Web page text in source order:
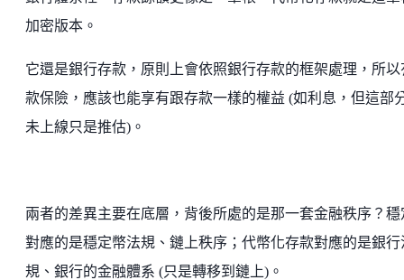
加密版本。
它還是銀行存款，原則上會依照銀行存款的框架處理，所以
款保險，應該也能享有跟存款一樣的權益 (如利息，但這部
未上線只是推估)。
兩者的差異主要在底層，背後所處的是那一套金融秩序？穩
對應的是穩定幣法規、鏈上秩序；代幣化存款對應的是銀行
規、銀行的金融體系 (只是轉移到鏈上)。